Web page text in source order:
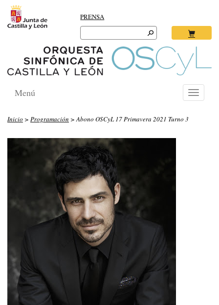
PRENSA
Search
for:
Toggle
Menú
Inicio > Programación > Abono OSCyL 17 Primavera 2021 Turno 3